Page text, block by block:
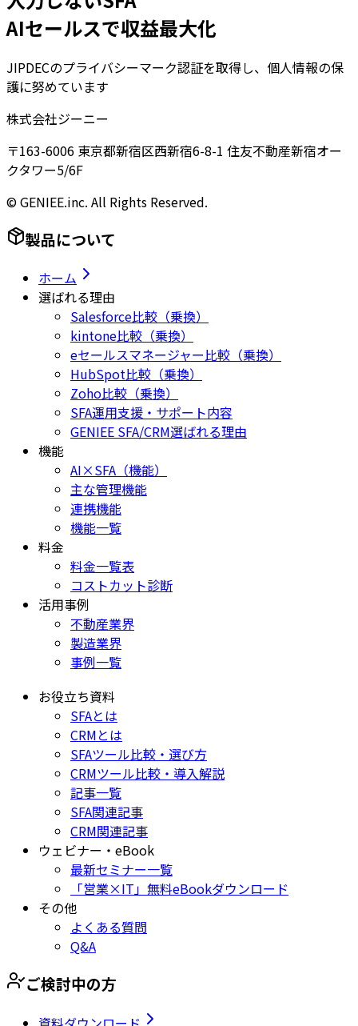
AIセールスで収益最大化
JIPDECのプライバシーマーク認証を取得し、個人情報の保
護に努めています
株式会社ジーニー
〒163-6006 東京都新宿区西新宿6-8-1 住友不動産新宿オー
クタワー5/6F
© GENIEE.inc. All Rights Reserved.
製品について
ホーム
選ばれる理由
Salesforce比較（乗換）
kintone比較（乗換）
eセールスマネージャー比較（乗換）
HubSpot比較（乗換）
Zoho比較（乗換）
SFA運用支援・サポート内容
GENIEE SFA/CRM選ばれる理由
機能
AI×SFA（機能）
主な管理機能
連携機能
機能一覧
料金
料金一覧表
コストカット診断
活用事例
不動産業界
製造業界
事例一覧
お役立ち資料
SFAとは
CRMとは
SFAツール比較・選び方
CRMツール比較・導入解説
記事一覧
SFA関連記事
CRM関連記事
ウェビナー・eBook
最新セミナー一覧
「営業×IT」無料eBookダウンロード
その他
よくある質問
Q&A
ご検討中の方